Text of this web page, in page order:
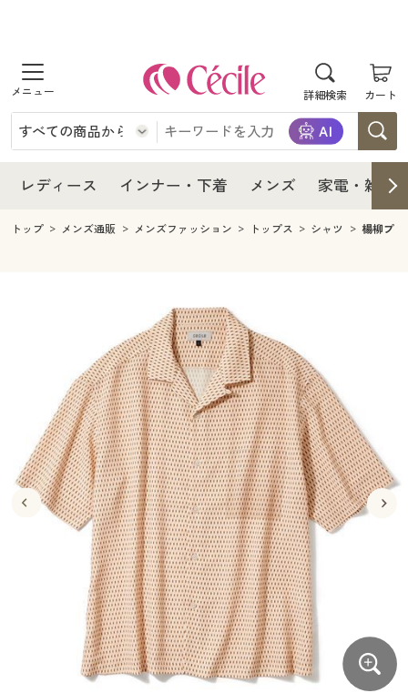
詳細検索 カート
商品を探す
レディース
レディースファッション
インナー・下着
インナー・下着通販すべて
ジュニア・ティーンズ下着
メンズ
メンズ下着
キッチン・雑貨・日用品
寝具・インテリア・家具
寝具・インテリア・家具通販すべて
家具・収納
寝具・ベッド
カーテン・ラグ・ファブリック
美容・健康
美容・健康通販すべて
美容・健康・サプリメント
制服・スクール
制服・スクールすべて
制服・学生服
ジュニア・ティーンズ下着
大きいサイズ
大きいサイズ通販すべて
大きいサイズ レディース服
大きいサイズ レディース下着
大きいサイズ メンズ
バーゲン
バーゲンセール
シークレットセール
商品カテゴリ一覧
レディース インナー・下着 メンズ 家電・雑貨
レディース
レディース通販すべて
レディースファッション
インナー・下着
インナー・下着通販すべて
ジュニア・ティーンズ下着
メンズ
キッチン・雑貨・日用品
寝具・インテリア・家具通販すべて
家具・収納
寝具・ベッド
カーテン・ラグ・ファブリック
美容・健康通販すべて
美容・健康・サプリメント
制服・スクール
制服・スクールすべて
制服・学生服
ジュニア・ティーンズ下着
大きいサイズ
大きいサイズ通販すべて
大きいサイズ レディース服
大きいサイズ レディース下着
大きいサイズ メンズ
大きいサイズ 事務・制服
バーゲン
バーゲンセール
シークレットセール
詳細検索
商品カテゴリ一覧
カタログ・チラシからのご注文
トップ メンズ通販 メンズファッション トップス シャツ 楊柳プ